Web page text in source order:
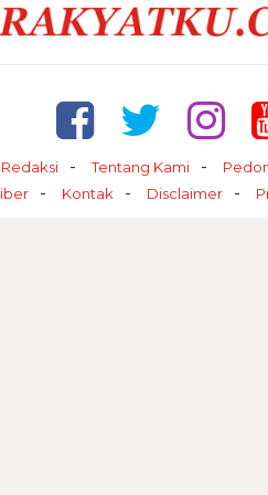
Redaksi Tentang Kami
Kontak Disclaimer